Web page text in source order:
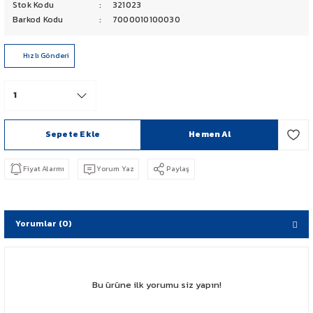
PCX 125-150
CB 125 F
CBR 250
NX 500
Stok Kodu
321023
Barkod Kodu
7000010100030
Hızlı Gönderi
Sepete Ekle Hemen Al
Fiyat Alarmı Yorum Yaz Paylaş
Yorumlar (0)
Bu ürüne ilk yorumu siz yapın!